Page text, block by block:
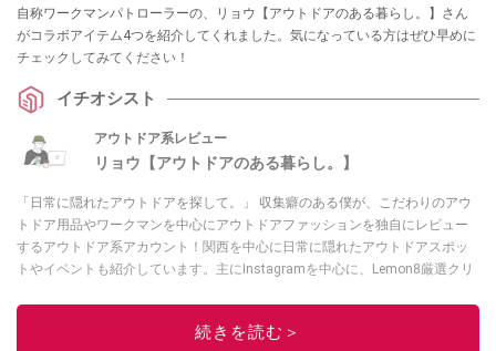
自称ワークマンパトローラーの、リョウ【アウトドアのある暮らし。】さん
がコラボアイテム4つを紹介してくれました。気になっている方はぜひ早めに
チェックしてみてください！
イチオシスト
アウトドア系レビュー
リョウ【アウトドアのある暮らし。】
「日常に隠れたアウトドアを探して。」 収集癖のある僕が、こだわりのアウ
トドア用品やワークマンを中心にアウトドアファッションを独自にレビュー
するアウトドア系アカウント！関西を中心に日常に隠れたアウトドアスポッ
トやイベントも紹介しています。主にInstagramを中心に、Lemon8厳選クリ
しています！
続きを読む＞